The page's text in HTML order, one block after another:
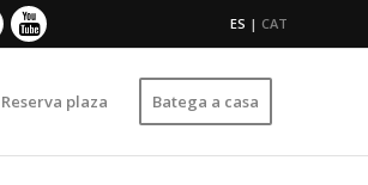
ES | CAT
Reserva plaza Batega a casa